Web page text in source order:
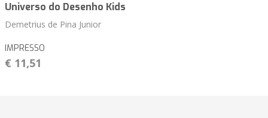
Universo do Desenho Kids
Demetrius de Pina Junior
IMPRESSO
€ 11,51